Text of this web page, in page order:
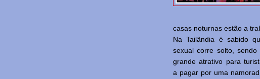
casas noturnas estão a
Na Tailândia é sabido
sexual corre solto, sendo
grande atrativo para
a pagar por uma